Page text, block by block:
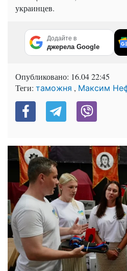
украинцев.
Додайте в
джерела Google
Опубликовано: 16.04 22:45
Теги: таможня , Максим